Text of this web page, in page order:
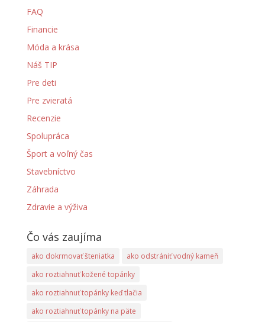
FAQ
Financie
Móda a krása
Náš TIP
Pre deti
Pre zvieratá
Recenzie
Spolupráca
Šport a voľný čas
Stavebníctvo
Záhrada
Zdravie a výživa
Čo vás zaujíma
ako dokrmovať šteniatka
ako odstrániť vodný kameň
ako roztiahnuť kožené topánky
ako roztiahnuť topánky keď tlačia
ako roztiahnuť topánky na päte